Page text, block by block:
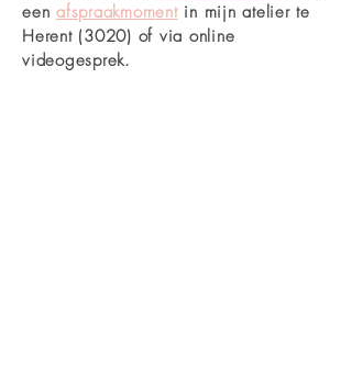
een afspraakmoment in mijn atelier te
Herent (3020) of via online
videogesprek.